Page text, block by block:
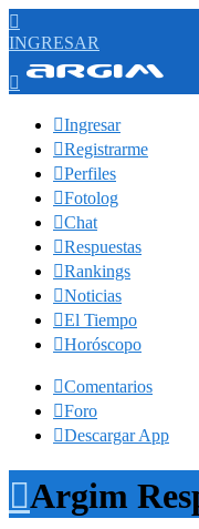

INGRESAR

Ingresar
Registrarme
Perfiles
Fotolog
Chat
Respuestas
Rankings
Noticias
El Tiempo
Horóscopo
Comentarios
Foro
Descargar App
Argim